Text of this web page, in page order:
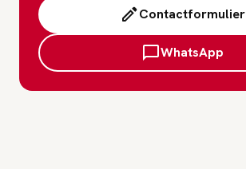
Contactformulier
WhatsApp